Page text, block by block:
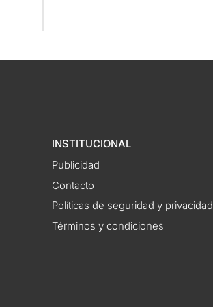
INSTITUCIONAL
Publicidad
Contacto
Políticas de seguridad y privacidad
Términos y condiciones